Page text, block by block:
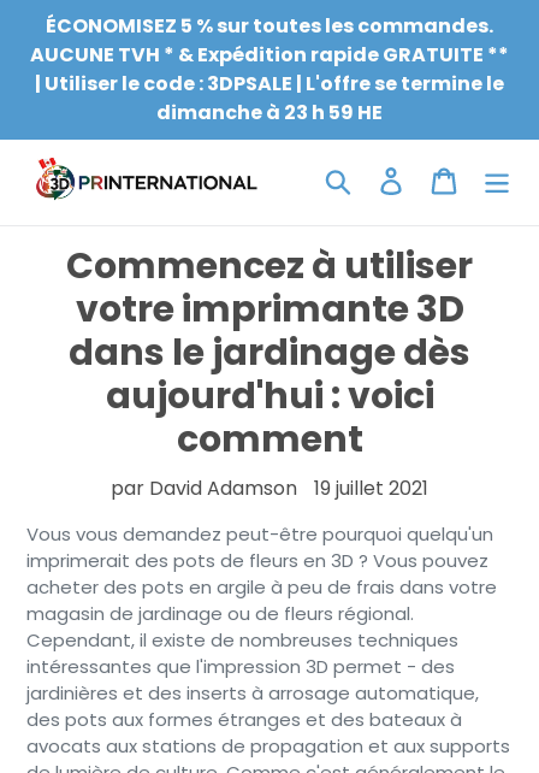
contenu
ÉCONOMISEZ 5 % sur toutes les commandes.
AUCUNE TVH * & Expédition rapide GRATUITE **
| Utiliser le code : 3DPSALE | L'offre se termine le
dimanche à 23 h 59 HE
ChercherConnexion
Chariot
Commencez à utiliser
votre imprimante 3D
dans le jardinage dès
aujourd'hui : voici
comment
par David Adamson 19 juillet 2021
Vous vous demandez peut-être pourquoi quelqu'un
imprimerait des pots de fleurs en 3D ? Vous pouvez
acheter des pots en argile à peu de frais dans votre
magasin de jardinage ou de fleurs régional.
Cependant, il existe de nombreuses techniques
intéressantes que l'impression 3D permet - des
jardinières et des inserts à arrosage automatique,
des pots aux formes étranges et des bateaux à
avocats aux stations de propagation et aux supports